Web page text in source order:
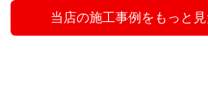
当店の施工事例をもっと